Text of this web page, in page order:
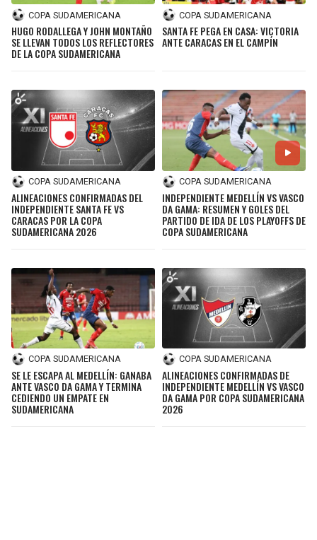
COPA SUDAMERICANA
HUGO RODALLEGA Y JOHN MONTAÑO
SE LLEVAN TODOS LOS REFLECTORES
DE LA COPA SUDAMERICANA
COPA SUDAMERICANA
SANTA FE PEGA EN CASA: VICTORIA
ANTE CARACAS EN EL CAMPÍN
COPA SUDAMERICANA
ALINEACIONES CONFIRMADAS DEL
INDEPENDIENTE SANTA FE VS
CARACAS POR LA COPA
SUDAMERICANA 2026
COPA SUDAMERICANA
INDEPENDIENTE MEDELLÍN VS VASCO
DA GAMA: RESUMEN Y GOLES DEL
PARTIDO DE IDA DE LOS PLAYOFFS DE
COPA SUDAMERICANA
COPA SUDAMERICANA
SE LE ESCAPA AL MEDELLÍN: GANABA
ANTE VASCO DA GAMA Y TERMINA
CEDIENDO UN EMPATE EN
SUDAMERICANA
COPA SUDAMERICANA
ALINEACIONES CONFIRMADAS DE
INDEPENDIENTE MEDELLÍN VS VASCO
DA GAMA POR COPA SUDAMERICANA
2026